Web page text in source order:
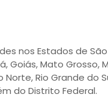
nos Estados de São
Goiás, Mato Grosso,
Norte, Rio Grande do
do Distrito Federal.